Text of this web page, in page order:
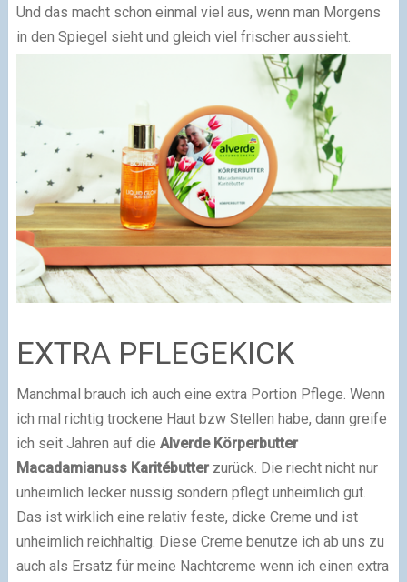
Und das macht schon einmal viel aus, wenn man Morgens
in den Spiegel sieht und gleich viel frischer aussieht.
EXTRA PFLEGEKICK
Manchmal brauch ich auch eine extra Portion Pflege. Wenn
ich mal richtig trockene Haut bzw Stellen habe, dann greife
ich seit Jahren auf die Alverde Körperbutter
Macadamianuss Karitébutterzurück. Die riecht nicht nur
unheimlich lecker nussig sondern pflegt unheimlich gut.
Das ist wirklich eine relativ feste, dicke Creme und ist
unheimlich reichhaltig. Diese Creme benutze ich ab uns zu
auch als Ersatz für meine Nachtcreme wenn ich einen extra